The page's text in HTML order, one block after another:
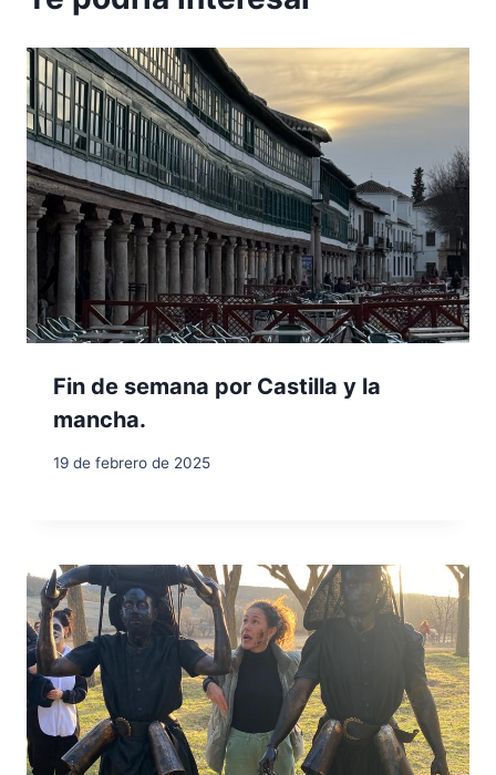
Fin de semana por Castilla y la
mancha.
19 de febrero de 2025